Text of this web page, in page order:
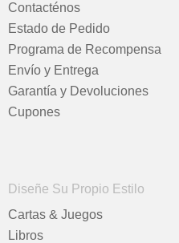
Contacténos
Estado de Pedido
Programa de Recompensa
Envío y Entrega
Garantía y Devoluciones
Cupones
Diseñe Su Propio Estilo
Cartas & Juegos
Libros